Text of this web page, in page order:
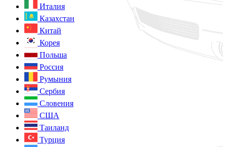
Италия
Казахстан
Китай
Корея
Польша
Россия
Румыния
Сербия
Словения
США
Таиланд
Турция